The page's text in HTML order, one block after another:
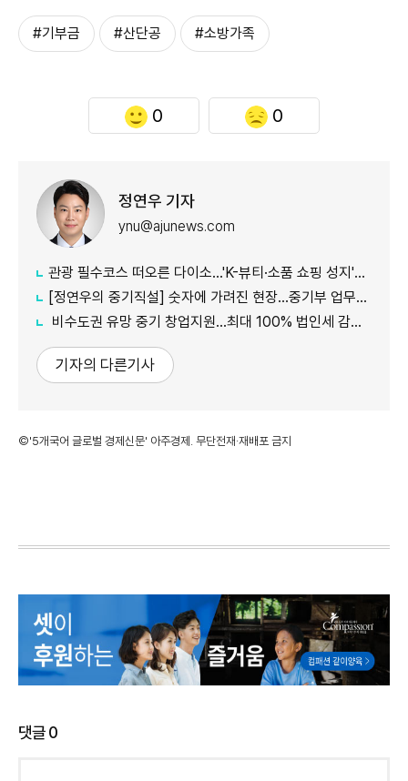
#기부금 #산단공 #소방가족
0 0
정연우 기자
ynu@ajunews.com
관광 필수코스 떠오른 다이소...'K-뷰티·소품 쇼핑 성지'로 등극
[정연우의 중기직설] 숫자에 가려진 현장...중기부 업무보고의 그늘
비수도권 유망 중기 창업지원...최대 100% 법인세 감면 나서
기자의 다른기사
©'5개국어 글로벌 경제신문' 아주경제. 무단전재·재배포 금지
댓글0